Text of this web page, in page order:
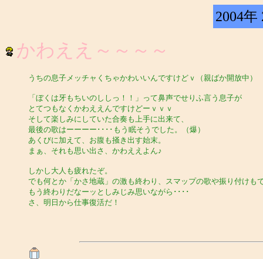
2004年
かわええ～～～～
うちの息子メッチャくちゃかわいいんですけどｖ（親ばか開放中）
「ぼくは牙もちいのししっ！！」って鼻声でせりふ言う息子が
とてつもなくかわええんですけどーｖｖｖ
そして楽しみにしていた合奏も上手に出来て、
最後の歌はーーーー････もう眠そうでした。（爆）
あくびに加えて、お腹も掻き出す始末。
まぁ、それも思い出さ、かわええよん♪
しかし大人も疲れたぞ。
でも何とか「かさ地蔵」の激も終わり、スマップの歌や振り付けも
もう終わりだなーッとしみじみ思いながら････
さ、明日から仕事復活だ！